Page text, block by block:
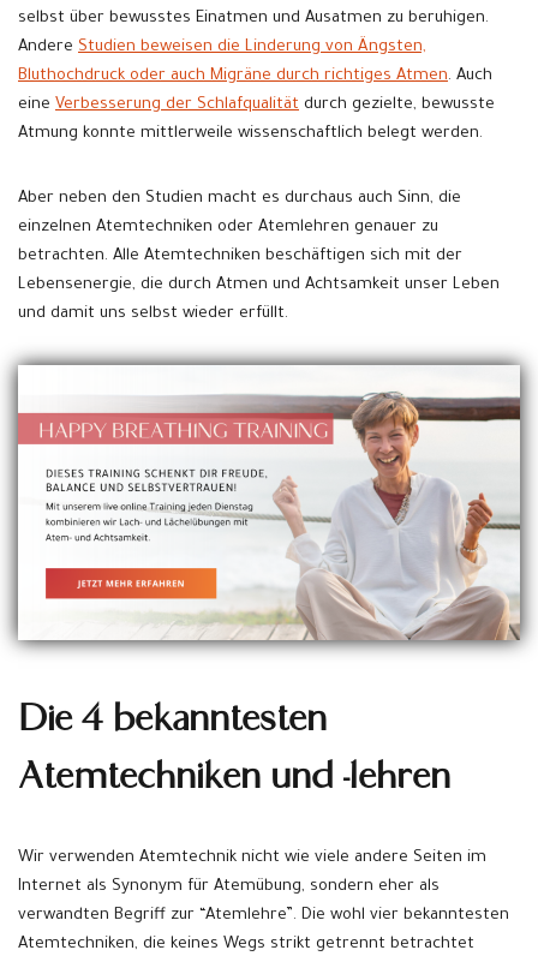
selbst über bewusstes Einatmen und Ausatmen zu beruhigen.
Andere Studien beweisen die Linderung von Ängsten,
Bluthochdruck oder auch Migräne durch richtiges Atmen. Auch
eine Verbesserung der Schlafqualität durch gezielte, bewusste
Atmung konnte mittlerweile wissenschaftlich belegt werden.
Aber neben den Studien macht es durchaus auch Sinn, die
einzelnen Atemtechniken oder Atemlehren genauer zu
betrachten. Alle Atemtechniken beschäftigen sich mit der
Lebensenergie, die durch Atmen und Achtsamkeit unser Leben
und damit uns selbst wieder erfüllt.
Die 4 bekanntesten
Atemtechniken und -lehren
Wir verwenden Atemtechnik nicht wie viele andere Seiten im
Internet als Synonym für Atemübung, sondern eher als
verwandten Begriff zur “Atemlehre”. Die wohl vier bekanntesten
Atemtechniken, die keines Wegs strikt getrennt betrachtet